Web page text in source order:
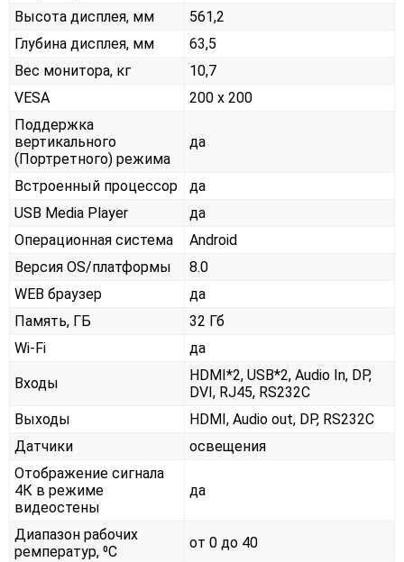
Высота дисплея, мм
561,2
Глубина дисплея, мм
63,5
Вес монитора, кг
10,7
VESA
200 x 200
Поддержка
вертикального
(Портретного) режима
да
Встроенный процессор
да
USB Media Player
да
Операционная система
Android
Версия OS/платформы
8.0
WEB браузер
да
Память, ГБ
32 Гб
Wi-Fi
да
Входы
HDMI*2, USB*2, Audio In, DP,
DVI, RJ45, RS232С
Выходы
HDMI, Audio out, DP, RS232С
Датчики
освещения
Отображение сигнала
4К в режиме
видеостены
да
Диапазон рабочих
ремператур, ⁰С
от 0 до 40